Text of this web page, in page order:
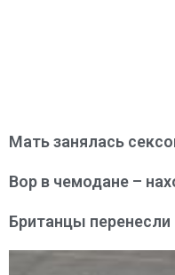
Мать занялась
Вор в чемодане –
Британцы